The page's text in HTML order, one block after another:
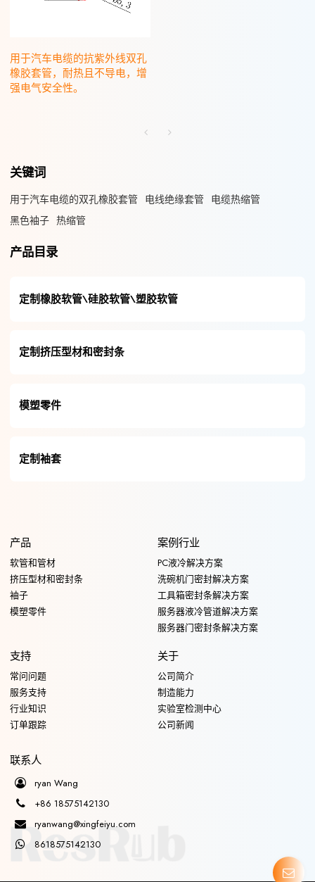
用于汽车电缆的抗紫外线双孔
橡胶套管，耐热且不导电，增
强电气安全性。
关键词
用于汽车电缆的双孔橡胶套管 电线绝缘套管 电缆热缩管
黑色袖子 热缩管
产品目录
定制橡胶软管\硅胶软管\塑胶软管
定制挤压型材和密封条
模塑零件
定制袖套
产品
软管和管材
挤压型材和密封条
袖子
模塑零件
案例行业
PC液冷解决方案
洗碗机门密封解决方案
工具箱密封条解决方案
服务器液冷管道解决方案
服务器门密封条解决方案
支持
常问问题
服务支持
行业知识
订单跟踪
关于
公司简介
制造能力
实验室检测中心
公司新闻
联系人
ryan Wang
+86 18575142130
ryanwang@xingfeiyu.com
8618575142130